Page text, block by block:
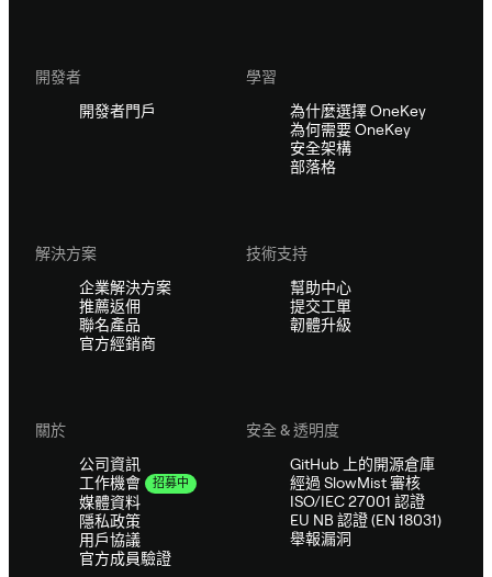
開發者
開發者門戶
學習
為什麼選擇 OneKey
為何需要 OneKey
安全架構
部落格
解決方案
企業解決方案
推薦返佣
聯名產品
官方經銷商
技術支持
幫助中心
提交工單
韌體升級
關於
公司資訊
工作機會
招募中
媒體資料
隱私政策
用戶協議
官方成員驗證
安全 & 透明度
GitHub 上的開源倉庫
經過 SlowMist 審核
ISO/IEC 27001 認證
EU NB 認證 (EN 18031)
舉報漏洞